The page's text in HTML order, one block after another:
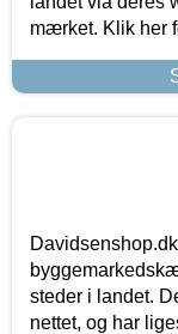
mærket. Klik her
steder i landet.
nettet, og har